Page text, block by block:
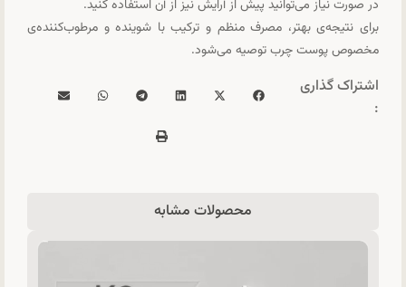
در صورت نیاز می‌توانید پیش از آرایش نیز از آن استفاده کنید.
برای نتیجه‌ی بهتر، مصرف منظم و ترکیب با شوینده و مرطوب‌کننده‌ی
مخصوص پوست چرب توصیه می‌شود.
اشتراک گذاری
:
محصولات مشابه